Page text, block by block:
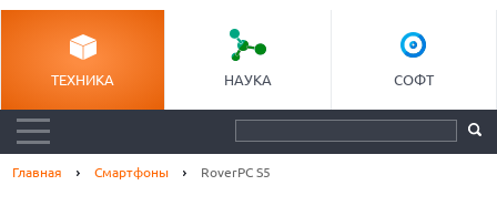
ТЕХНИКА НАУКА СОФТ
Главная Смартфоны RoverPC S5